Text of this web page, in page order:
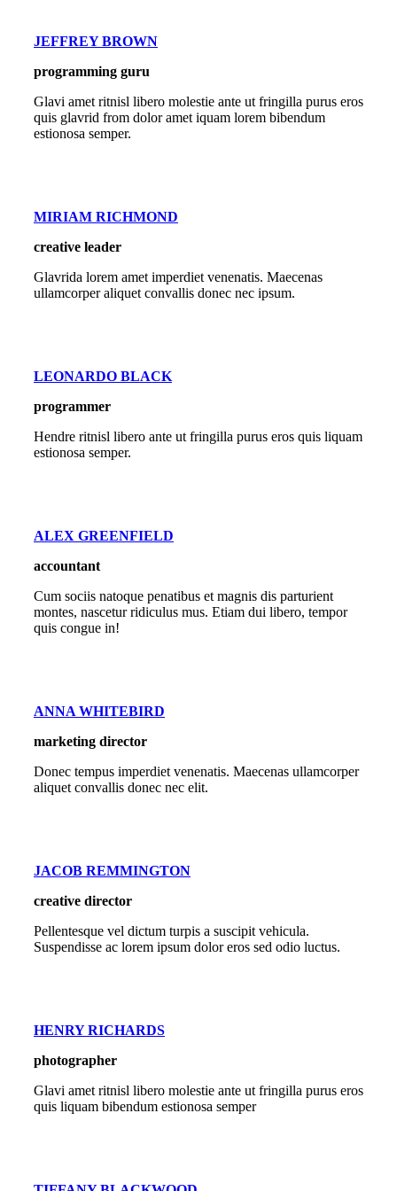
JEFFREY BROWN
programming guru
Glavi amet ritnisl libero molestie ante ut fringilla purus eros
quis glavrid from dolor amet iquam lorem bibendum
estionosa semper.
MIRIAM RICHMOND
creative leader
Glavrida lorem amet imperdiet venenatis. Maecenas
ullamcorper aliquet convallis donec nec ipsum.
LEONARDO BLACK
programmer
Hendre ritnisl libero ante ut fringilla purus eros quis liquam
estionosa semper.
ALEX GREENFIELD
accountant
Cum sociis natoque penatibus et magnis dis parturient
montes, nascetur ridiculus mus. Etiam dui libero, tempor
quis congue in!
ANNA WHITEBIRD
marketing director
Donec tempus imperdiet venenatis. Maecenas ullamcorper
aliquet convallis donec nec elit.
JACOB REMMINGTON
creative director
Pellentesque vel dictum turpis a suscipit vehicula.
Suspendisse ac lorem ipsum dolor eros sed odio luctus.
HENRY RICHARDS
photographer
Glavi amet ritnisl libero molestie ante ut fringilla purus eros
quis liquam bibendum estionosa semper